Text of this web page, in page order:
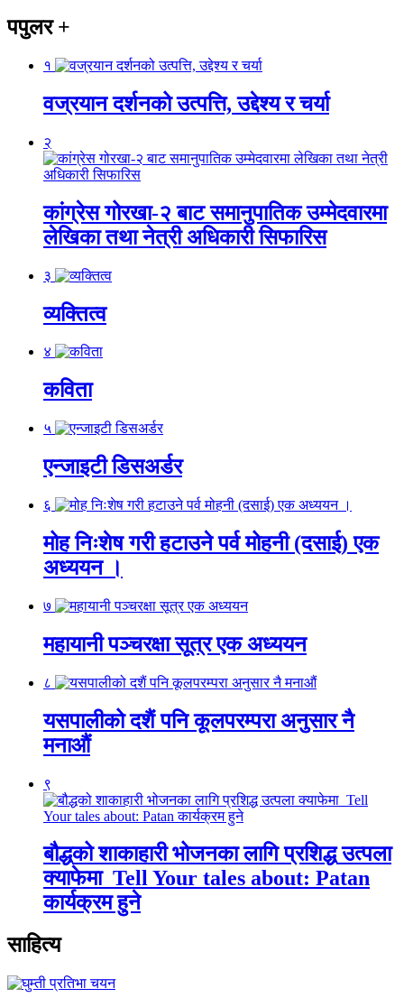
पपुलर+
१
वज्रयान दर्शनको उत्पत्ति, उद्देश्य र चर्या
२
कांग्रेस गोरखा-२ बाट समानुपातिक उम्मेदवारमा
लेखिका तथा नेत्री अधिकारी सिफारिस
३
व्यक्तित्व
४
कविता
५
एन्जाइटी डिसअर्डर
६
मोह निःशेष गरी हटाउने पर्व मोहनी (दसाई) एक
अध्ययन ।
७
महायानी पञ्चरक्षा सूत्र एक अध्ययन
८
यसपालीको दशैं पनि कूलपरम्परा अनुसार नै
मनाऔं
९
बौद्धको शाकाहारी भोजनका लागि प्रशिद्ध उत्पला
क्याफेमा Tell Your tales about: Patan
कार्यक्रम हुने
साहित्य